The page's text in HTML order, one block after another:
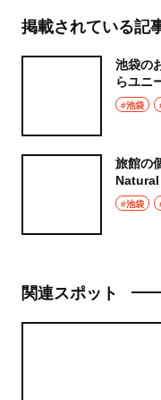
掲載されている記
池袋の
らユニ
#池袋
旅館の
Natural
食にこ
#池袋
関連スポット